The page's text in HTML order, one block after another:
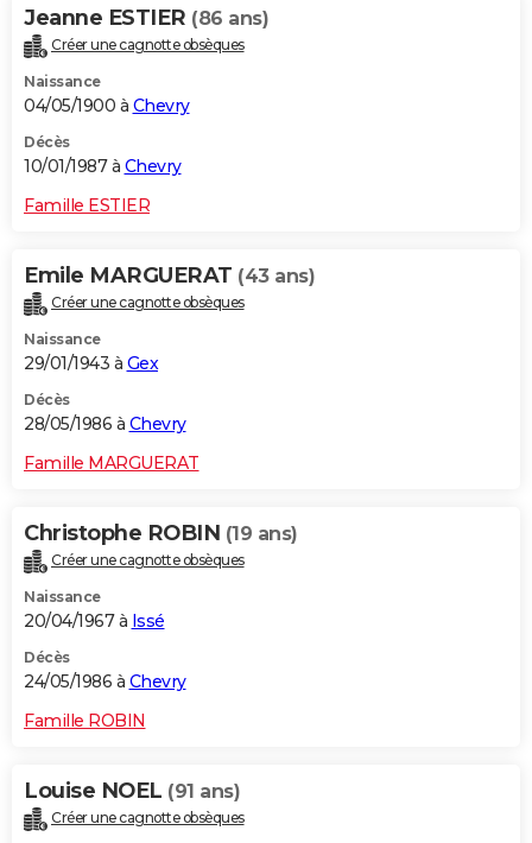
Jeanne ESTIER (86 ans)
Créer une cagnotte obsèques
Naissance
04/05/1900 à Chevry
Décès
10/01/1987 à Chevry
Famille ESTIER
Emile MARGUERAT (43 ans)
Créer une cagnotte obsèques
Naissance
29/01/1943 à Gex
Décès
28/05/1986 à Chevry
Famille MARGUERAT
Christophe ROBIN (19 ans)
Créer une cagnotte obsèques
Naissance
20/04/1967 à Issé
Décès
24/05/1986 à Chevry
Famille ROBIN
Louise NOEL (91 ans)
Créer une cagnotte obsèques